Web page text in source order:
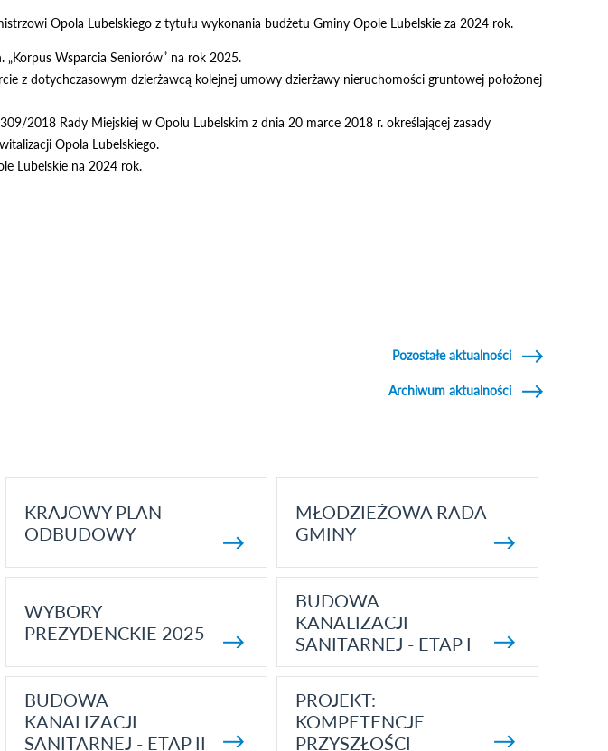
Opola Lubelskiego z tytułu wykonania budżetu Gminy Opole Lubelskie za 2024 rok.
Wsparcia Seniorów” na rok 2025.
z dotychczasowym dzierżawcą kolejnej umowy dzierżawy nieruchomości gruntowej położonej
2018 Rady Miejskiej w Opolu Lubelskim z dnia 20 marce 2018 r. określającej zasady
Opola Lubelskiego.
Lubelskie na 2024 rok.
Pozostałe aktualności
Archiwum aktualności
KRAJOWY PLAN
ODBUDOWY
MŁODZIEŻOWA RADA
GMINY
WYBORY
PREZYDENCKIE 2025
BUDOWA
KANALIZACJI
SANITARNEJ - ETAP I
BUDOWA
KANALIZACJI
SANITARNEJ - ETAP II
PROJEKT:
KOMPETENCJE
PRZYSZŁOŚCI